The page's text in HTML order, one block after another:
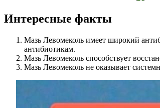
Интересные факты
Мазь Левомеколь имеет широкий
антибиотикам.
Мазь Левомеколь способствует
Мазь Левомеколь не оказывает